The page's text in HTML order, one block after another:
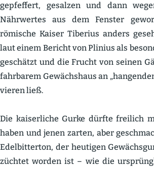
gepfeffert, gesalzen und dann
Nährwertes aus dem Fenster
römische Kaiser Tiberius anders
laut einem Bericht von Plinius als
geschätzt und die Frucht von seinen
fahrbarem Gewächshaus an
vieren ließ.
Die kaiser­liche Gurke dürfte freilich
haben und jenen zarten, aber
Edelbit­terton, der heutigen
züchtet worden ist – wie die